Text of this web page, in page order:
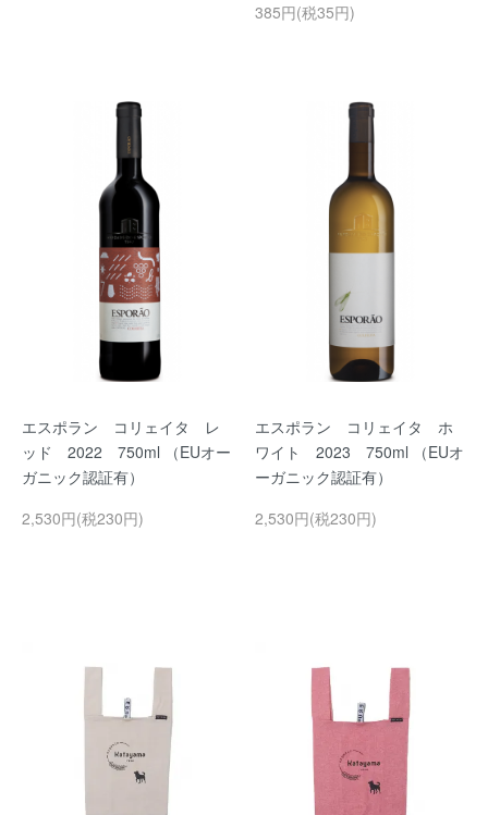
385円(税35円)
エスポラン コリェイタ レ
ッド 2022 750ml （EUオー
ガニック認証有）
2,530円(税230円)
エスポラン コリェイタ ホ
ワイト 2023 750ml （EUオ
ーガニック認証有）
2,530円(税230円)